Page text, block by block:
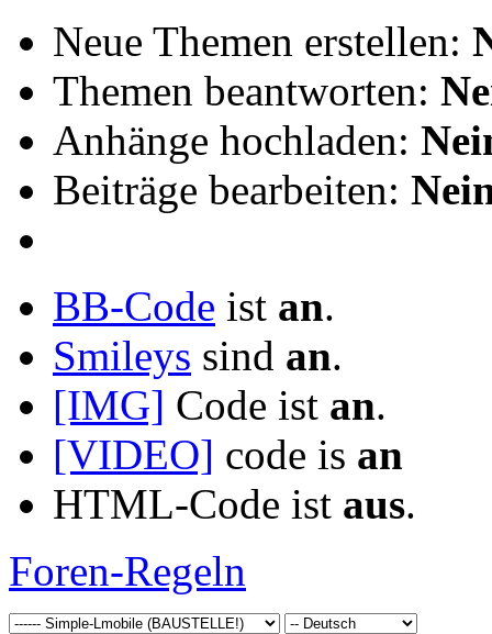
Neue Themen erstellen:
Themen beantworten:
Anhänge hochladen:
Beiträge bearbeiten:
BB-Code ist an.
Smileys sind an.
[IMG] Code ist an.
[VIDEO] code is an
HTML-Code ist aus.
Foren-Regeln